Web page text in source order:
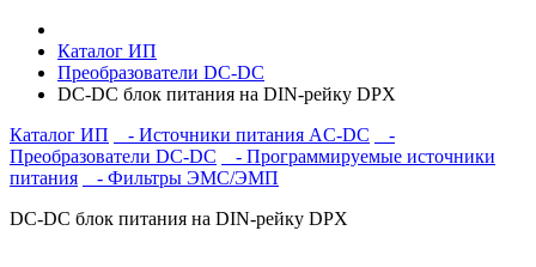
Каталог ИП
Преобразователи DC-DC
DC-DС блок питания на DIN-рейку DPX
Каталог ИП
- Источники питания AC-DC
-
Преобразователи DC-DC
- Программируемые источники
питания
- Фильтры ЭМС/ЭМП
DC-DС блок питания на DIN-рейку DPX